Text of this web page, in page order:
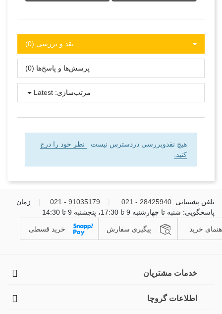
نقد و بررسی‌‌ (0)
پرسش‌ها و پاسخ‌ها (0)
مرتب‌سازی: Latest
هیچ نقدوبررسی دردسترس نیست
نظر خود را درج
کنید.
تلفن پشتیبانی: 28425940 - 021
91035179 - 021
زمان
پاسخگویی: شنبه تا چهارشنبه 9 تا 17:30، پنجشنبه 9 تا 14:30
خرید پیگیری سفارش خرید قسطی
خدمات مشتریان
اطلاعات گروچا